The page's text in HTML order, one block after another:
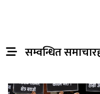
सम्वन्धित